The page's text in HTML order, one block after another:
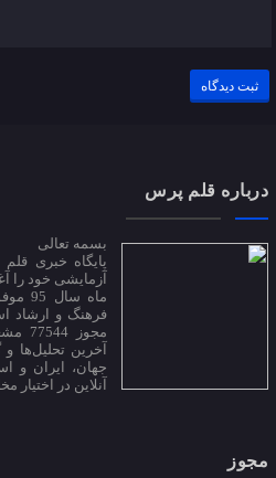
درباره قلم پرس
بسمه تعالی
ماه
فرهنگ و ارشاد
آخرین تحلیل‌ها
جهان، ایران و
آنلاین در اختیار
مجوز